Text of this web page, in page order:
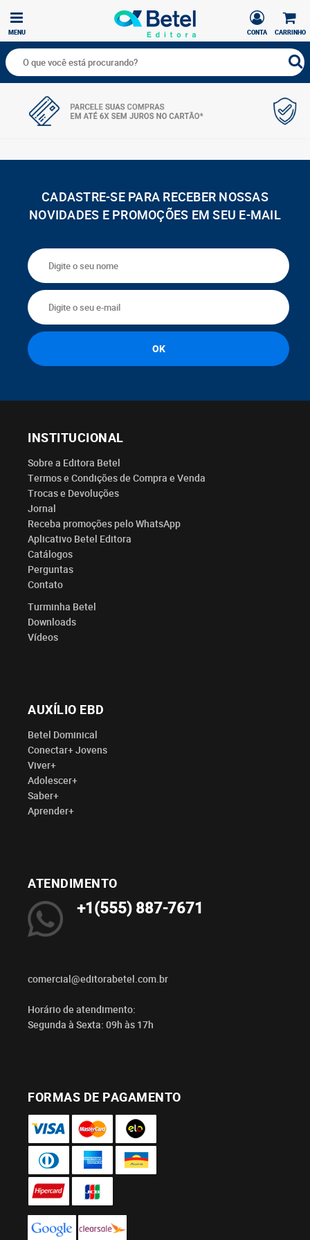
CARRINHO
CONTA
MENU
CADASTRE-SE PARA RECEBER NOSSAS
NOVIDADES E PROMOÇÕES EM SEU E-MAIL
INSTITUCIONAL
Sobre a Editora Betel
Termos e Condições de Compra e Venda
Trocas e Devoluções
Jornal
Receba promoções pelo WhatsApp
Aplicativo Betel Editora
Catálogos
Perguntas
Contato
Turminha Betel
Downloads
Vídeos
AUXÍLIO EBD
Betel Dominical
Conectar+ Jovens
Viver+
Adolescer+
Saber+
Aprender+
ATENDIMENTO
+1(555) 887-7671
comercial@editorabetel.com.br
Horário de atendimento:
Segunda à Sexta: 09h às 17h
FORMAS DE PAGAMENTO